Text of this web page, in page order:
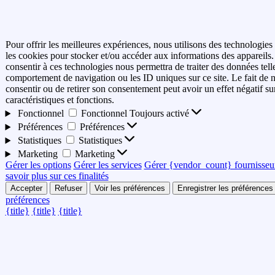
Pour offrir les meilleures expériences, nous utilisons des technologies
les cookies pour stocker et/ou accéder aux informations des
consentir à ces technologies nous permettra de traiter des données
comportement de navigation ou les ID uniques sur ce site. Le fait de
consentir ou de retirer son consentement peut avoir un effet négatif
caractéristiques et fonctions.
Fonctionnel
Fonctionnel Toujours activé
Préférences
Préférences
Statistiques
Statistiques
Marketing
Marketing
Gérer les options Gérer les services Gérer {vendor_count}
savoir plus sur ces finalités
Accepter Refuser Voir les préférences Enregistrer les préférences
préférences
{title} {title} {title}